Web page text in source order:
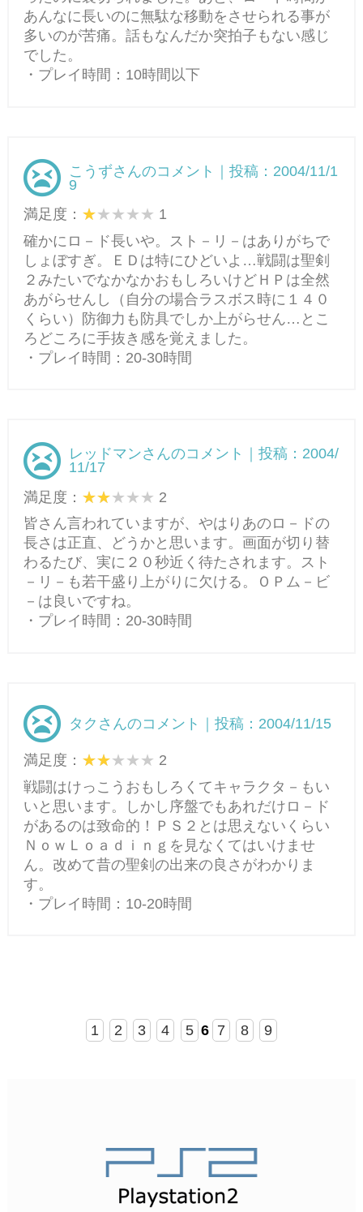
あんなに長いのに無駄な移動をさせられる事が
多いのが苦痛。話もなんだか突拍子もない感じ
でした。
・プレイ時間：10時間以下
こうずさんのコメント｜投稿：2004/11/1
9
満足度：
1
確かにロ－ド長いや。スト－リ－はありがちで
しょぼすぎ。ＥＤは特にひどいよ…戦闘は聖剣
２みたいでなかなかおもしろいけどＨＰは全然
あがらせんし（自分の場合ラスボス時に１４０
くらい）防御力も防具でしか上がらせん…とこ
ろどころに手抜き感を覚えました。
・プレイ時間：20-30時間
レッドマンさんのコメント｜投稿：2004/
11/17
満足度：
2
皆さん言われていますが、やはりあのロ－ドの
長さは正直、どうかと思います。画面が切り替
わるたび、実に２０秒近く待たされます。スト
－リ－も若干盛り上がりに欠ける。ＯＰム－ビ
－は良いですね。
・プレイ時間：20-30時間
タクさんのコメント｜投稿：2004/11/15
満足度：
2
戦闘はけっこうおもしろくてキャラクタ－もい
いと思います。しかし序盤でもあれだけロ－ド
があるのは致命的！ＰＳ２とは思えないくらい
ＮｏｗＬｏａｄｉｎｇを見なくてはいけませ
ん。改めて昔の聖剣の出来の良さがわかりま
す。
・プレイ時間：10-20時間
1 2 3 4 5 6 7 8 9